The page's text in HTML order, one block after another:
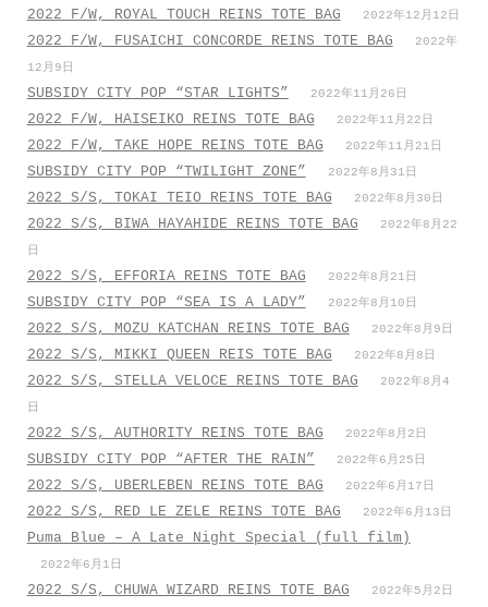
2022 F/W, ROYAL TOUCH REINS TOTE BAG 2022年12月12日
2022 F/W, FUSAICHI CONCORDE REINS TOTE BAG
2022年
12月9日
SUBSIDY CITY POP “STAR LIGHTS” 2022年11月26日
2022 F/W, HAISEIKO REINS TOTE BAG 2022年11月22日
2022 F/W, TAKE HOPE REINS TOTE BAG 2022年11月21日
SUBSIDY CITY POP “TWILIGHT ZONE” 2022年8月31日
2022 S/S, TOKAI TEIO REINS TOTE BAG 2022年8月30日
2022 S/S, BIWA HAYAHIDE REINS TOTE BAG
2022年8月22
日
2022 S/S, EFFORIA REINS TOTE BAG 2022年8月21日
SUBSIDY CITY POP “SEA IS A LADY” 2022年8月10日
2022 S/S, MOZU KATCHAN REINS TOTE BAG 2022年8月9日
2022 S/S, MIKKI QUEEN REIS TOTE BAG 2022年8月8日
2022 S/S, STELLA VELOCE REINS TOTE BAG
2022年8月4
日
2022 S/S, AUTHORITY REINS TOTE BAG 2022年8月2日
SUBSIDY CITY POP “AFTER THE RAIN” 2022年6月25日
2022 S/S, UBERLEBEN REINS TOTE BAG 2022年6月17日
2022 S/S, RED LE ZELE REINS TOTE BAG 2022年6月13日
Puma Blue – A Late Night Special (full film)
2022年6月1日
2022 S/S, CHUWA WIZARD REINS TOTE BAG 2022年5月2日